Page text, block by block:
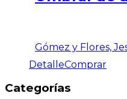
Gómez y Flores,
DetalleComprar
Categorías